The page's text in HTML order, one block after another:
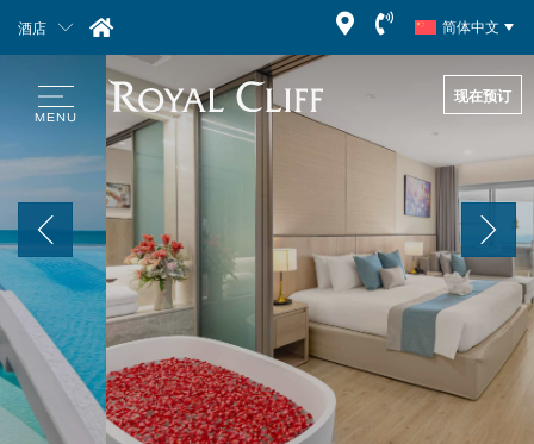
酒店 简体中文
现在预订